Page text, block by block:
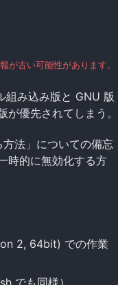
が古い可能性があります。
組み込み版と GNU 版
優先されてしまう。
法」についての備忘
時的に無効化する方
2, 64bit) での作業
でも同様）